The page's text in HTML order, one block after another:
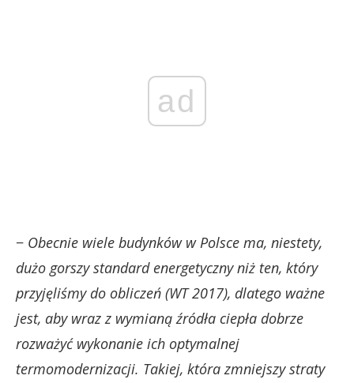
ad
− Obecnie wiele budynków w Polsce ma, niestety,
dużo gorszy standard energetyczny niż ten, który
przyjęliśmy do obliczeń (WT 2017), dlatego ważne
jest, aby wraz z wymianą źródła ciepła dobrze
rozważyć wykonanie ich optymalnej
termomodernizacji. Takiej, która zmniejszy straty